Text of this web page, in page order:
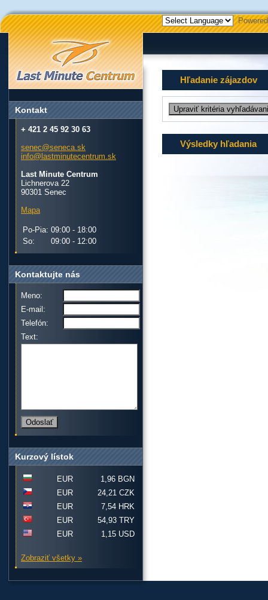
Hľadanie zájazdov
Výsledky hľadania
Kontakt
+ 421 2 45 92 30 63
senec@seneca.sk
info@lastminutecentrum.sk
Last Minute Centrum
Lichnerova 22
90301 Senec
Mapa
Po-Pia: 09:00 - 18:00
So:
09:00 - 12:00
Kontaktujte nás
Meno:
E-mail:
Telefón:
Text:
Kurzový lístok
EUR
1,96 BGN
EUR
24,21 CZK
EUR
7,54 HRK
EUR
54,93 TRY
EUR
1,15 USD
Zobraziť všetky »